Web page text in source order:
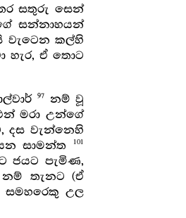
සතුරු සෙන්
සන්නාහයන්
වැටෙන කල්හි
හැර, ඒ තොට
97
නම් වූ
මරා උන්ගේ
දස වැන්නෙහි
සාමන්ත 101
ජයට පැමිණ,
නම් තැනට (ඒ
සමහරෙකු උල